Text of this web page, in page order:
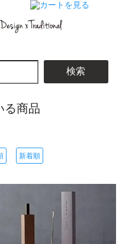
検索
る商品
新着順